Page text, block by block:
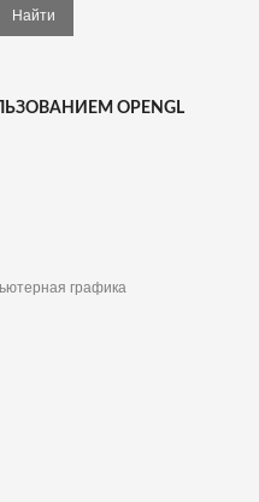
OPENGL
графика